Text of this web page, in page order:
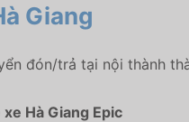
Giang
đón/trả tại nội thành
Hà Giang Epic